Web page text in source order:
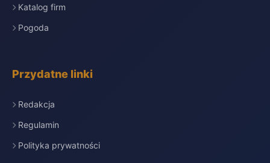
Katalog firm
Pogoda
Przydatne linki
Redakcja
Regulamin
Polityka prywatności